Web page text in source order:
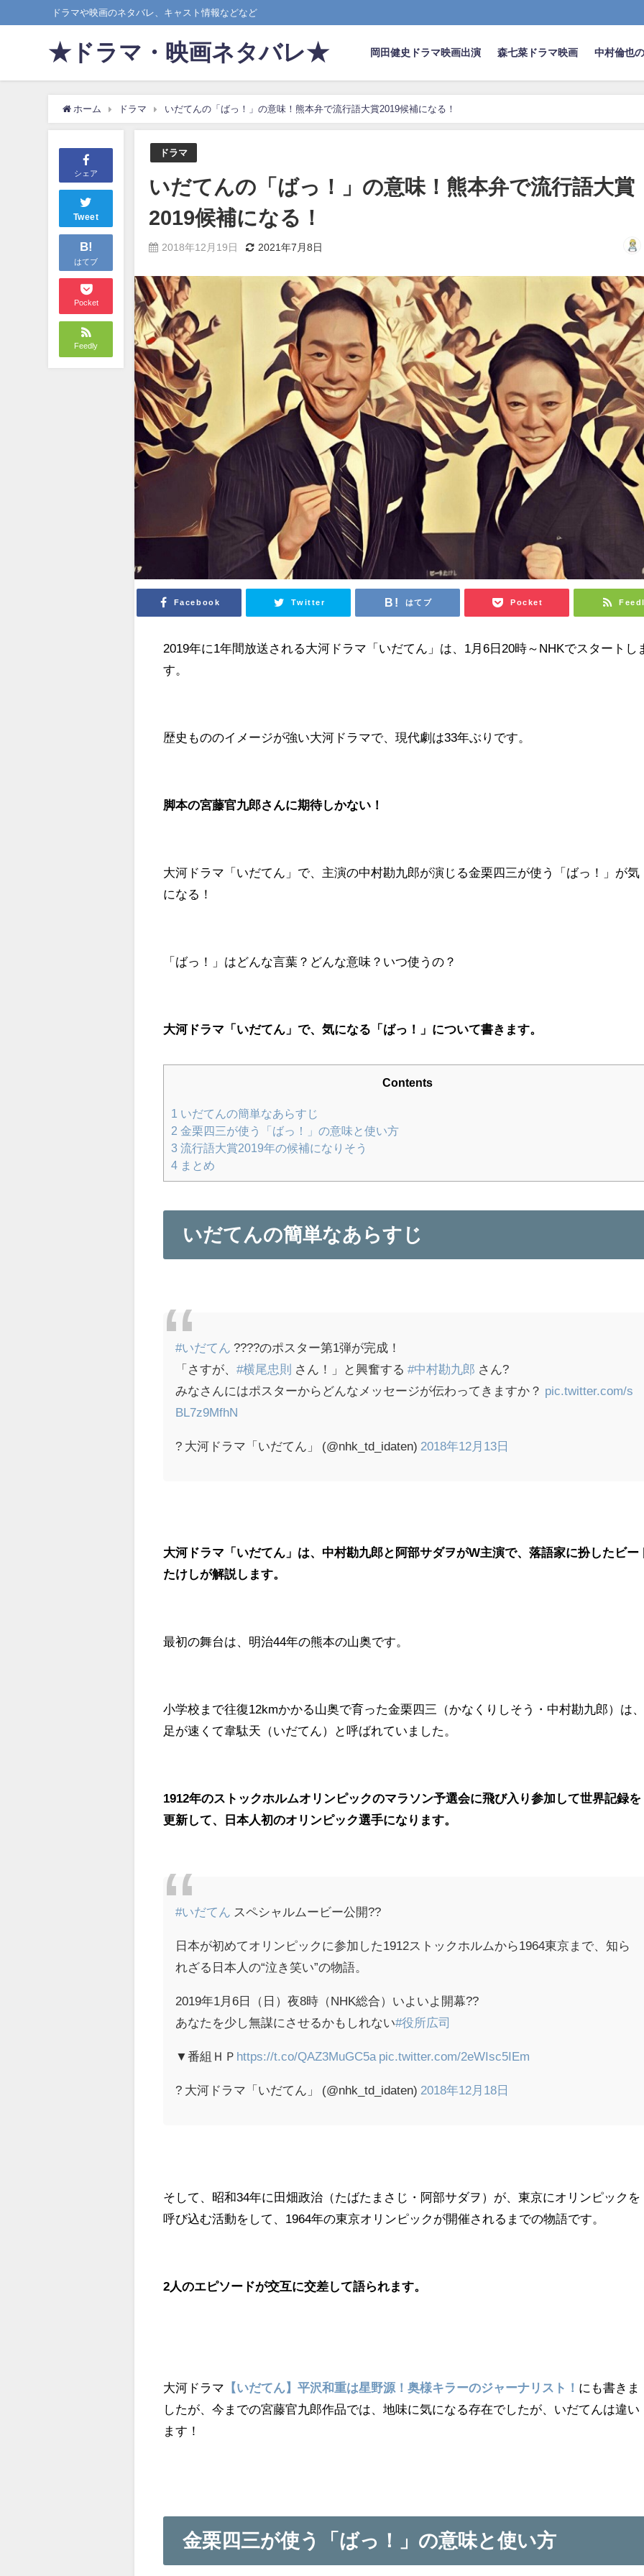
ドラマや映画のネタバレ、キャスト情報などなど
★ドラマ・映画ネタバレ★ 岡田健史ドラマ映画出演 森七菜ドラマ映画 中村倫也
ホーム ドラマ いだてんの「ばっ！」の意味！熊本弁で流行語大賞2019候補になる！
シェア
Tweet
B!
はてブ
Pocket
Feedly
ドラマ
いだてんの「ばっ！」の意味！熊本弁で流行語大賞
2019候補になる！
2018年12月19日 2021年7月8日
Facebook Twitter はてブ Pocket
2019年に1年間放送される大河ドラマ「いだてん」は、1月6日20時～NHKでスタートし
す。
歴史もののイメージが強い大河ドラマで、現代劇は33年ぶりです。
脚本の宮藤官九郎さんに期待しかない！
大河ドラマ「いだてん」で、主演の中村勘九郎が演じる金栗四三が使う「ばっ！」が気
になる！
「ばっ！」はどんな言葉？どんな意味？いつ使うの？
大河ドラマ「いだてん」で、気になる「ばっ！」について書きます。
Contents
1
いだてんの簡単なあらすじ
2 金栗四三が使う「ばっ！」の意味と使い方
3 流行語大賞2019年の候補になりそう
4 まとめ
いだてんの簡単なあらすじ
#いだてん
????のポスター第1弾が完成！
「さすが、#横尾忠則 さん！」と興奮する#中村勘九郎 さん?
みなさんにはポスターからどんなメッセージが伝わってきますか？ pic.twitter.com/s
BL7z9MfhN
? 大河ドラマ「いだてん」 (@nhk_td_idaten) 2018年12月13日
大河ドラマ「いだてん」は、中村勘九郎と阿部サダヲがW主演で、落語家に扮したビー
たけしが解説します。
最初の舞台は、明治44年の熊本の山奥です。
小学校まで往復12kmかかる山奥で育った金栗四三（かなくりしそう・中村勘九郎）は
足が速くて韋駄天（いだてん）と呼ばれていました。
1912年のストックホルムオリンピックのマラソン予選会に飛び入り参加して世界記録を
更新して、日本人初のオリンピック選手になります。
#いだてん スペシャルムービー公開??
日本が初めてオリンピックに参加した1912ストックホルムから1964東京まで、知ら
れざる日本人の“泣き笑い”の物語。
2019年1月6日（日）夜8時（NHK総合）いよいよ開幕??
あなたを少し無謀にさせるかもしれない#役所広司
▼番組ＨＰ https://t.co/QAZ3MuGC5a pic.twitter.com/2eWIsc5IEm
? 大河ドラマ「いだてん」 (@nhk_td_idaten) 2018年12月18日
そして、昭和34年に田畑政治（たばたまさじ・阿部サダヲ）が、東京にオリンピックを
呼び込む活動をして、1964年の東京オリンピックが開催されるまでの物語です。
2人のエピソードが交互に交差して語られます。
大河ドラマ 【いだてん】平沢和重は星野源！奥様キラーのジャーナリスト！ にも書きま
したが、今までの宮藤官九郎作品では、地味に気になる存在でしたが、いだてんは違い
ます！
金栗四三が使う「ばっ！」の意味と使い方